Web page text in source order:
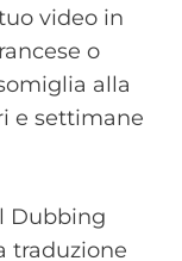
video in
o
alla
e settimane
Dubbing
traduzione